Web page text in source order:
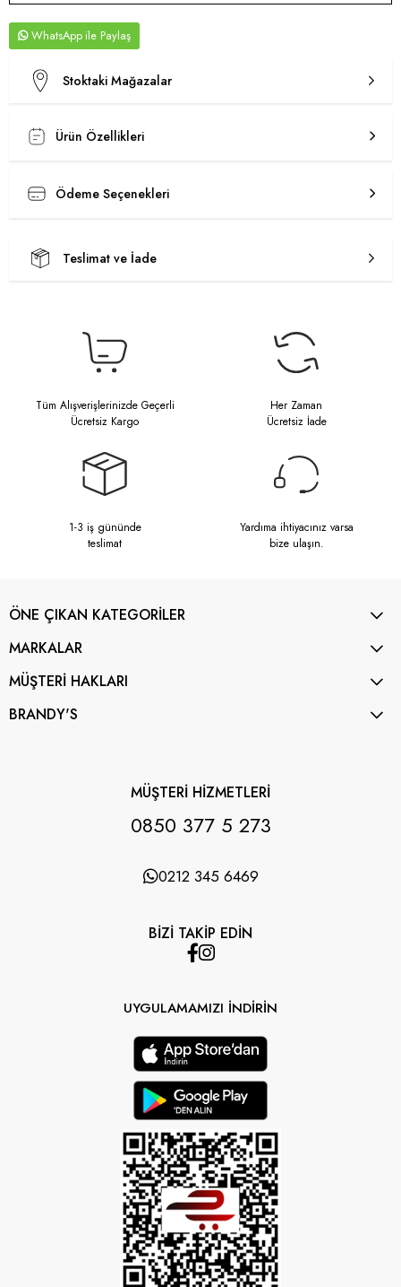
WhatsApp
Stoktaki Mağazalar
Ürün Özellikleri
Ödeme Seçenekleri
Teslimat ve İade
Tüm Alışverişlerinizde Geçerli
Ücretsiz Kargo
Her Zaman
Ücretsiz İade
1-3 iş gününde
teslimat
Yardıma ihtiyacınız varsa
bize ulaşın.
ÖNE ÇIKAN KATEGORİLER
MARKALAR
MÜŞTERİ HAKLARI
BRANDY'S
MÜŞTERİ HİZMETLERİ
0850 377 5 273
0212 345 6469
BİZİ TAKİP EDİN
UYGULAMAMIZI İNDİRİN